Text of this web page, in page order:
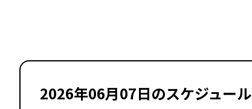
2026年06月07日のスケジュール